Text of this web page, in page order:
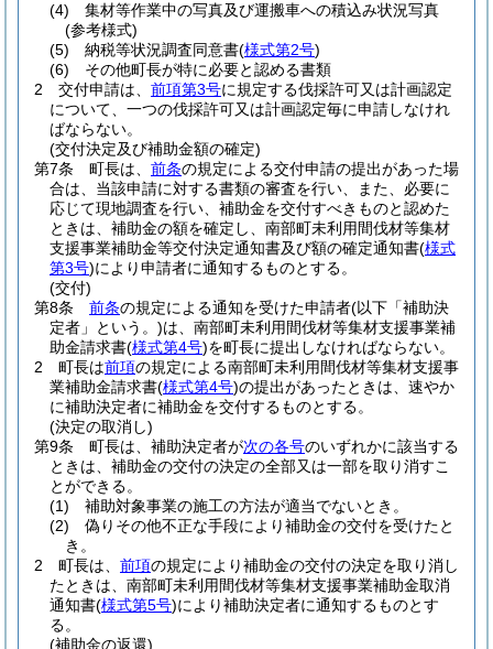
(4)
集材等作業中の写真及び運搬車への積込み状況写真
(参考様式)
(5)
納税等状況調査同意書(様式第2号)
(6)
その他町長が特に必要と認める書類
2
交付申請は、 前項第3号に規定する伐採許可又は計画認定
について、一つの伐採許可又は計画認定毎に申請しなけれ
ばならない。
(交付決定及び補助金額の確定)
第7条
町長は、 前条の規定による交付申請の提出があった場
合は、当該申請に対する書類の審査を行い、また、必要に
応じて現地調査を行い、補助金を交付すべきものと認めた
ときは、補助金の額を確定し、南部町未利用間伐材等集材
支援事業補助金等交付決定通知書及び額の確定通知書(様式
第3号)により申請者に通知するものとする。
(交付)
第8条
前条の規定による通知を受けた申請者(以下「補助決
定者」という。)は、南部町未利用間伐材等集材支援事業補
助金請求書(様式第4号)を町長に提出しなければならない。
2
町長は前項の規定による南部町未利用間伐材等集材支援事
業補助金請求書(様式第4号)の提出があったときは、速やか
に補助決定者に補助金を交付するものとする。
(決定の取消し)
第9条
町長は、補助決定者が次の各号のいずれかに該当する
ときは、補助金の交付の決定の全部又は一部を取り消すこ
とができる。
(1)
補助対象事業の施工の方法が適当でないとき。
(2)
偽りその他不正な手段により補助金の交付を受けたと
き。
2
町長は、 前項の規定により補助金の交付の決定を取り消し
たときは、南部町未利用間伐材等集材支援事業補助金取消
通知書(様式第5号)により補助決定者に通知するものとす
る。
(補助金の返還)